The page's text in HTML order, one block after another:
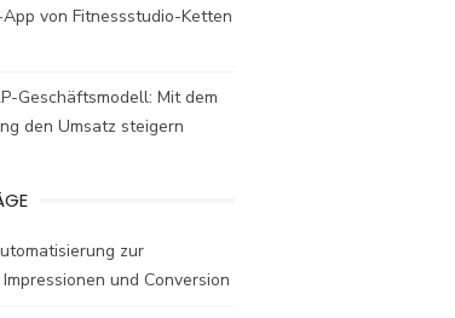
von Fitnessstudio-Ketten
Geschäftsmodell: Mit dem
den Umsatz steigern
zur
und Conversion